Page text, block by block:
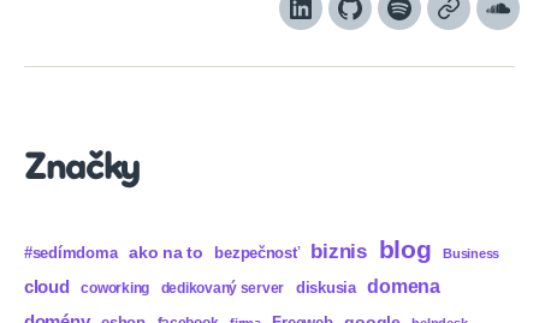
LinkedInGitHubSpotifyApple
Značky
#sedímdoma ako na to bezpečnosť biznis blog Business
cloud coworking dedikovaný server diskusia domena